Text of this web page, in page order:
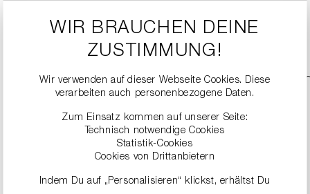
DETAILS
WIR BRAUCHEN DEINE
ZUSTIMMUNG!
Wir verwenden auf dieser Webseite Cookies. Diese
verarbeiten auch personenbezogene Daten.
Zum Einsatz kommen auf unserer Seite:
Technisch notwendige Cookies
Statistik-Cookies
Cookies von Drittanbietern
Indem Du auf „Personalisieren“ klickst, erhältst Du